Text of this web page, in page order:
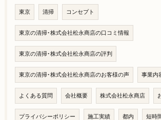
東京 清掃 コンセプト
東京の清掃･株式会社松永商店の口コミ情報
東京の清掃･株式会社松永商店の評判
東京の清掃･株式会社松永商店のお客様の声 事業内
よくある質問 会社概要 株式会社松永商店
プライバシーポリシー 施工実績 都内 短時